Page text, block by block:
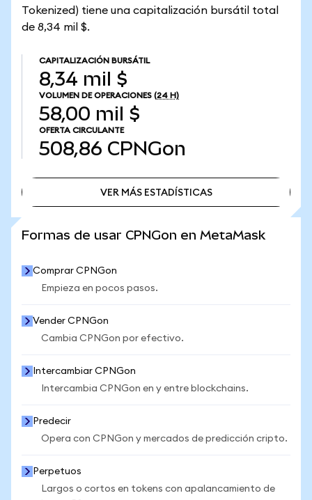
Tokenized) tiene una capitalización bursátil total
de 8,34 mil $.
CAPITALIZACIÓN BURSÁTIL
8,34 mil $
VOLUMEN DE OPERACIONES (24 H)
58,00 mil $
OFERTA CIRCULANTE
508,86 CPNGon
VER MÁS ESTADÍSTICAS
Formas de usar CPNGon en MetaMask
Comprar CPNGon
Empieza en pocos pasos.
Vender CPNGon
Cambia CPNGon por efectivo.
Intercambiar CPNGon
Intercambia CPNGon en y entre blockchains.
Predecir
Opera con CPNGon y mercados de predicción cripto.
Perpetuos
Largos o cortos en tokens con apalancamiento de